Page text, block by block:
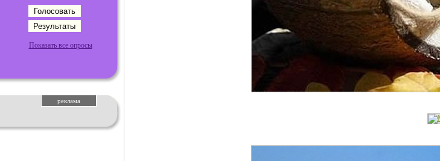
Показать все опросы
реклама